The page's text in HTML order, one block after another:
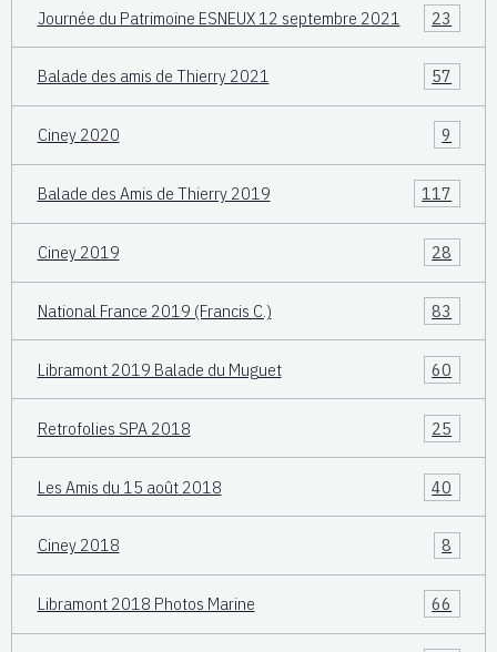
Journée du Patrimoine ESNEUX 12 septembre 2021 23
Balade des amis de Thierry 2021 57
Ciney 2020 9
Balade des Amis de Thierry 2019 117
Ciney 2019 28
National France 2019 (Francis C.) 83
Libramont 2019 Balade du Muguet 60
Retrofolies SPA 2018 25
Les Amis du 15 août 2018 40
Ciney 2018 8
Libramont 2018 Photos Marine 66